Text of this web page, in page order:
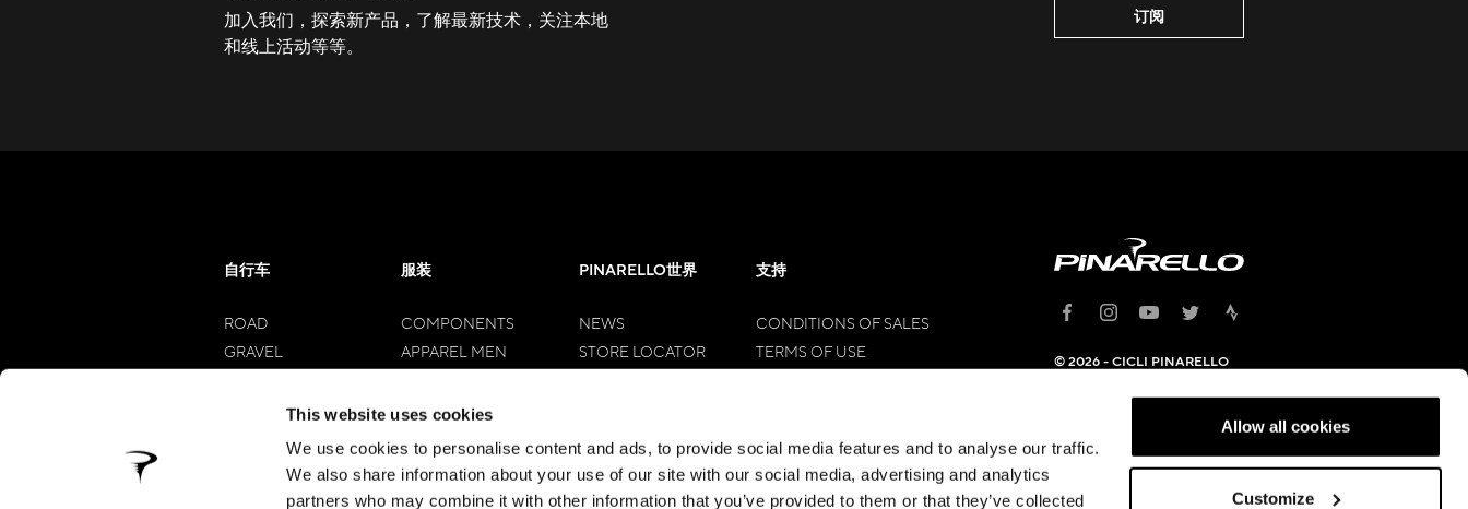
This website uses cookies
We use cookies to personalise content and ads, to provide social media features and to analyse our traffic.
We also share information about your use of our site with our social media, advertising and analytics
partners who may combine it with other information that you’ve provided to them or that they’ve collected
Allow all cookies
Customize
加入我们，探索新产品，了解最新技术，关注本地
和线上活动等等。
订阅
自行车
ROAD
GRAVEL
服装
COMPONENTS
APPAREL MEN
PINARELLO世界
NEWS
STORE LOCATOR
CONTACTS
支持
CONDITIONS OF SALES
TERMS OF USE
PAYMENTS METHODS
DISPUTE RESOLUTION
© 2026 - CICLI PINARELLO
总部：Viale della Repubblica, 12
31020 Villorba (TV) - 税号及增
值税号 05994100963
隐私政策
Cookie 政策